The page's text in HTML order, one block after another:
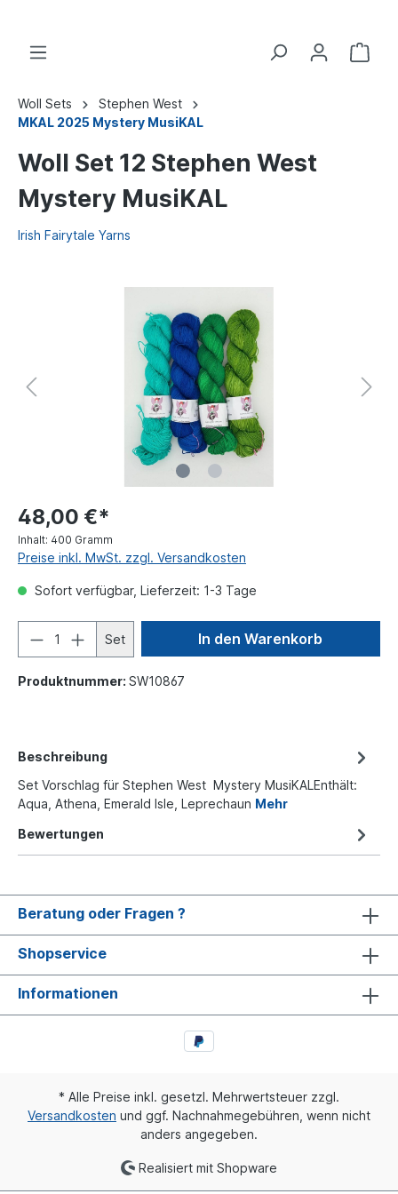
Woll Sets
Stephen West
MKAL 2025 Mystery MusiKAL
Woll Set 12 Stephen West
Mystery MusiKAL
Irish Fairytale Yarns
48,00 €*
Inhalt: 400 Gramm
Preise inkl. MwSt. zzgl. Versandkosten
Sofort verfügbar, Lieferzeit: 1-3 Tage
Set In den Warenkorb
Produktnummer: SW10867
Beschreibung
Set Vorschlag für Stephen West Mystery MusiKALEnthält:
Aqua, Athena, Emerald Isle, Leprechaun Mehr
Bewertungen
Beratung oder Fragen ?
Shopservice
Informationen
* Alle Preise inkl. gesetzl. Mehrwertsteuer zzgl.
Versandkosten und ggf. Nachnahmegebühren, wenn nicht
anders angegeben.
Realisiert mit Shopware